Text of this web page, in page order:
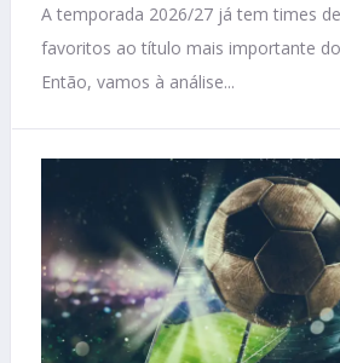
A temporada 2026/27 já tem times
favoritos ao título mais importante
Então, vamos à análise...